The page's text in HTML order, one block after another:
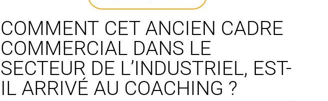
COMMENT CET ANCIEN CADRE
COMMERCIAL DANS LE
SECTEUR DE L’INDUSTRIEL, EST-
IL ARRIVÉ AU COACHING ?